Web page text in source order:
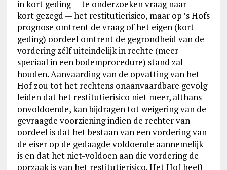
in kort geding — te onderzoeken vraag naar —
kort gezegd — het restitutierisico, maar op ’s Hofs
prognose omtrent de vraag of het eigen (kort
geding) oordeel omtrent de gegrondheid van de
vordering zélf uiteindelijk in rechte (meer
speciaal in een bodemprocedure) stand zal
houden. Aanvaarding van de opvatting van het
Hof zou tot het rechtens onaanvaardbare gevolg
leiden dat het restitutierisico niet meer, althans
onvoldoende, kan bijdragen tot weigering van de
gevraagde voorziening indien de rechter van
oordeel is dat het bestaan van een vordering van
de eiser op de gedaagde voldoende aannemelijk
is en dat het niet-voldoen aan die vordering de
oorzaak is van het restitutierisico. Het Hof heeft